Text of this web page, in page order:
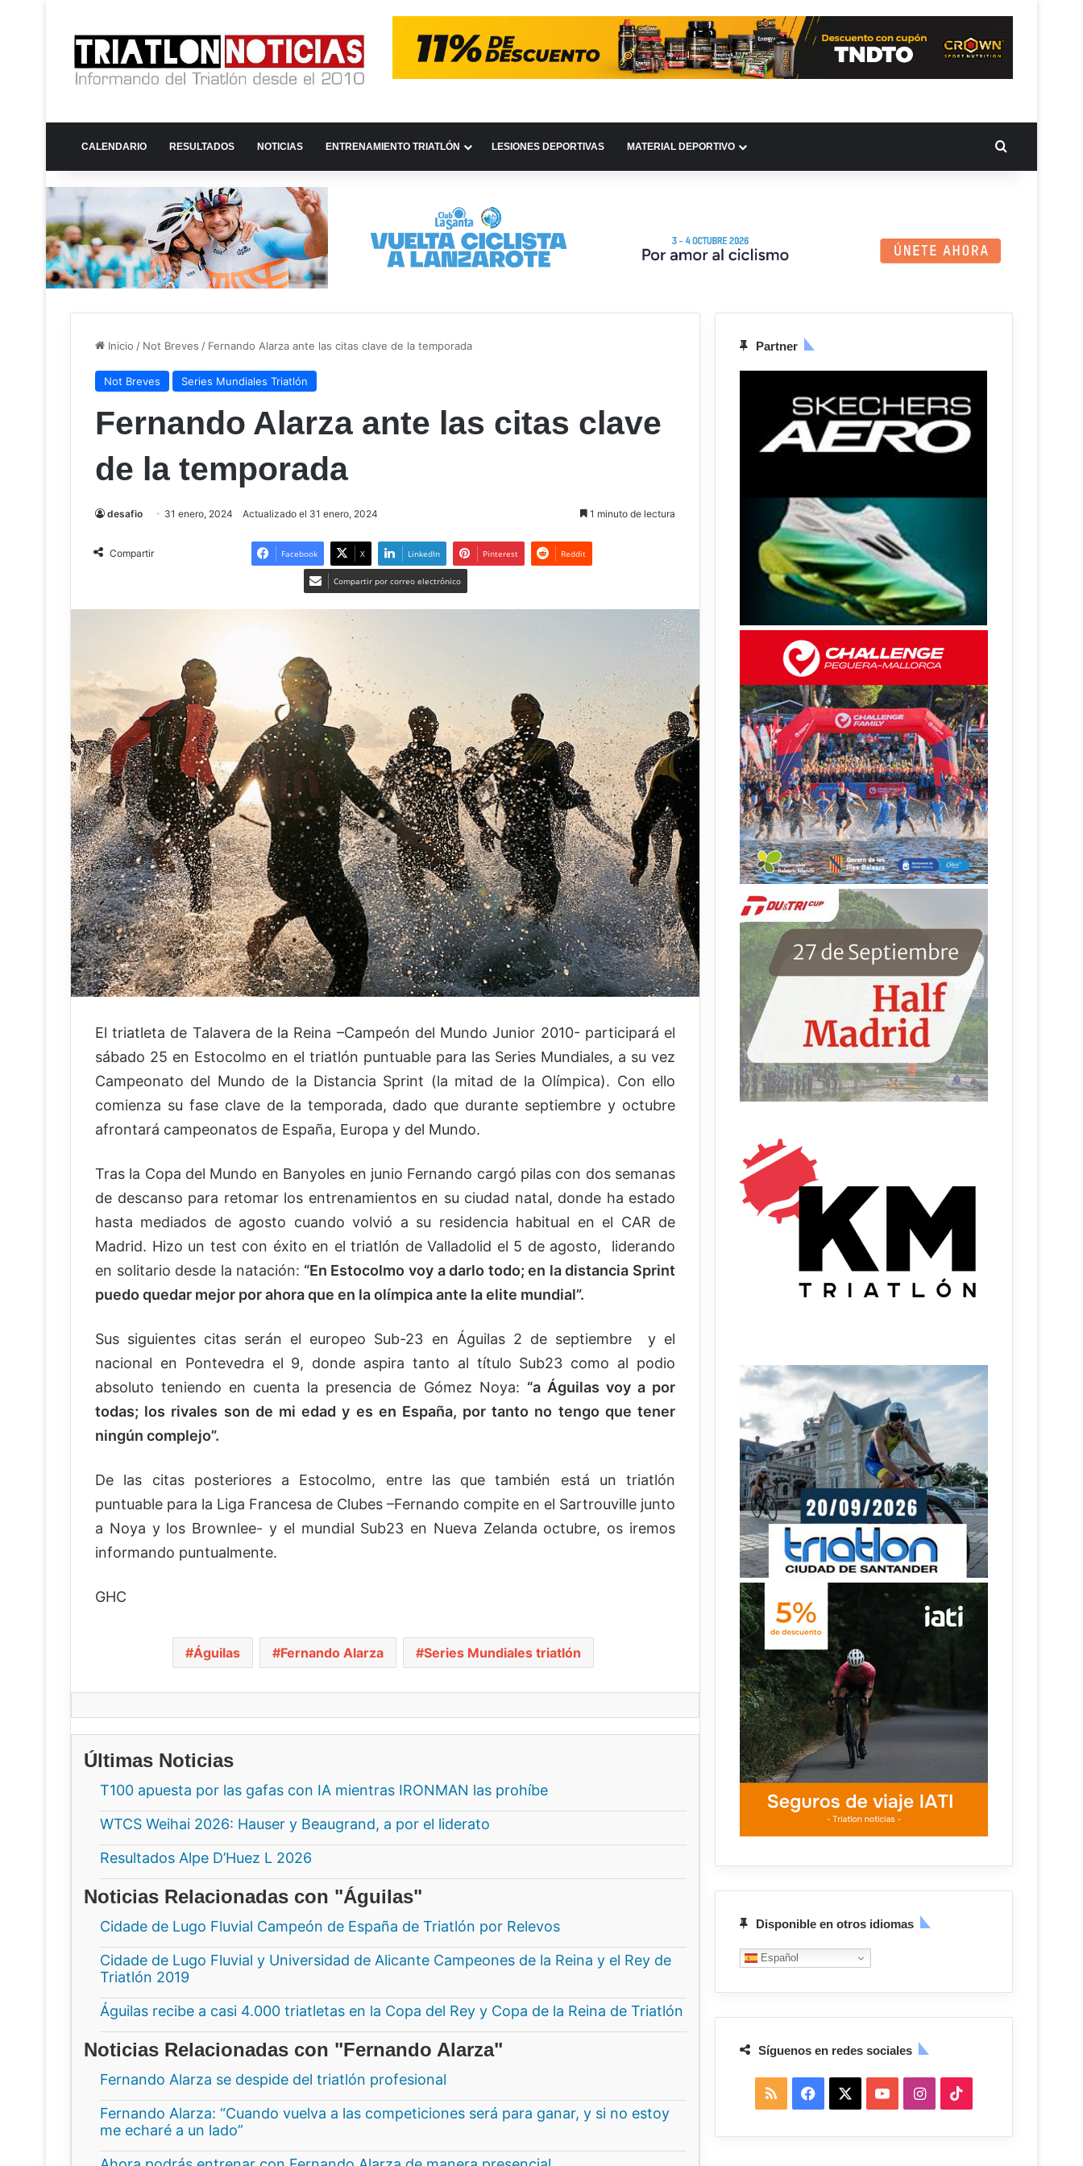
CALENDARIO RESULTADOS NOTICIAS ENTRENAMIENTO TRIATLÓN LESIONES DEPORTIVAS MATERIAL DEPORTIVO BUSCAR
Inicio / Not Breves / Fernando Alarza ante las citas clave de la temporada
Not Breves Series Mundiales Triatlón
Fernando Alarza ante las citas clave
de la temporada
desafio 31 enero, 2024 Actualizado el 31 enero, 2024 1 minuto de lectura
Compartir Facebook X LinkedIn Pinterest Reddit
Compartir por correo electrónico
El triatleta de Talavera de la Reina –Campeón del Mundo Junior 2010- participará el
sábado 25 en Estocolmo en el triatlón puntuable para las Series Mundiales, a su vez
Campeonato del Mundo de la Distancia Sprint (la mitad de la Olímpica). Con ello
comienza su fase clave de la temporada, dado que durante septiembre y octubre
afrontará campeonatos de España, Europa y del Mundo.
Tras la Copa del Mundo en Banyoles en junio Fernando cargó pilas con dos semanas
de descanso para retomar los entrenamientos en su ciudad natal, donde ha estado
hasta mediados de agosto cuando volvió a su residencia habitual en el CAR de
Madrid. Hizo un test con éxito en el triatlón de Valladolid el 5 de agosto, liderando
en solitario desde la natación: “En Estocolmo voy a darlo todo; en la distancia Sprint
puedo quedar mejor por ahora que en la olímpica ante la elite mundial”.
Sus siguientes citas serán el europeo Sub-23 en Águilas 2 de septiembre y el
nacional en Pontevedra el 9, donde aspira tanto al título Sub23 como al podio
absoluto teniendo en cuenta la presencia de Gómez Noya: “a Águilas voy a por
todas; los rivales son de mi edad y es en España, por tanto no tengo que tener
ningún complejo”.
De las citas posteriores a Estocolmo, entre las que también está un triatlón
puntuable para la Liga Francesa de Clubes –Fernando compite en el Sartrouville junto
a Noya y los Brownlee- y el mundial Sub23 en Nueva Zelanda octubre, os iremos
informando puntualmente.
GHC
Águilas Fernando Alarza Series Mundiales triatlón
Últimas Noticias
T100 apuesta por las gafas con IA mientras IRONMAN las prohíbe
WTCS Weihai 2026: Hauser y Beaugrand, a por el liderato
Resultados Alpe D’Huez L 2026
Noticias Relacionadas con "Águilas"
Cidade de Lugo Fluvial Campeón de España de Triatlón por Relevos
Cidade de Lugo Fluvial y Universidad de Alicante Campeones de la Reina y el Rey de
Triatlón 2019
Águilas recibe a casi 4.000 triatletas en la Copa del Rey y Copa de la Reina de Triatlón
Noticias Relacionadas con "Fernando Alarza"
Fernando Alarza se despide del triatlón profesional
Fernando Alarza: “Cuando vuelva a las competiciones será para ganar, y si no estoy
me echaré a un lado”
Partner
Disponible en otros idiomas
Español
Síguenos en redes sociales
I